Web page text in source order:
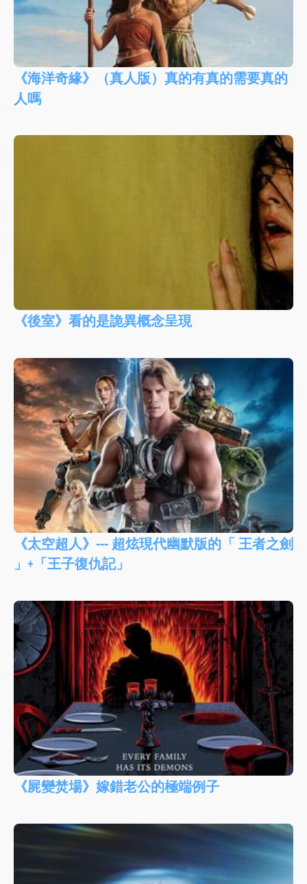
《海洋奇緣》（真人版）真的有真的需要真的
人嗎
《後室》看的是詭異概念呈現
《太空超人》--- 超炫現代幽默版的「 王者之劍
」+「王子復仇記」
《屍變焚場》嫁錯老公的極端例子